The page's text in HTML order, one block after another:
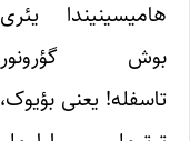
هامیسینیندا یئری
بوش گؤرونور
تاسفله! یعنی بؤیوک،